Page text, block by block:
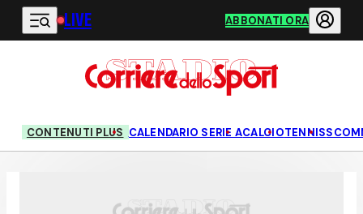
Vai al contenuto principale
LIVE ABBONATI ORA
CONTENUTI PLUS CALENDARIO SERIE ACALCIOTENNIS